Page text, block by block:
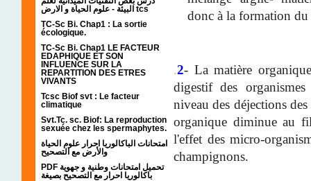
البيئة - علوم الحياة و الارض tcs
TC-Sc Bi. Chap1 : La sortie
écologique.
TC-Sc Bi. Chap1 LE FACTEUR
EDAPHIQUE ET SON
INFLUENCE SUR LA
REPARTITION DES ETRES
VIVANTS
Tcsc Biof svt : Le facteur
climatique
Svt.Tc. sc. Biof: La reproduction
sexuée chez les spermaphytes.
امتحانات الباكالوريا احرار علوم الحياة
والأرض مع التصحيح
PDF تحميل امتحانات وطنية و جهوية
باكالوريا احرار مع التصحيح بصيغة
donc à la formation du
.2- La matière
digestif des
niveau des déjections
organique diminue au
l'effet des micro-
champignons.